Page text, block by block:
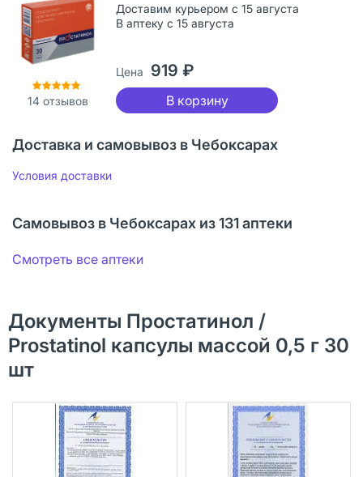
14отзывов
Доставим курьером с 15 августа
В аптеку с 15 августа
Цена 919 ₽
В корзину
Доставка и самовывоз в Чебоксарах
Условия доставки
Самовывоз в Чебоксарах из 131 аптеки
Смотреть все аптеки
Документы Простатинол /
Prostatinol капсулы массой 0,5 г 30
шт